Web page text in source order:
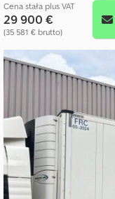
Cena stała plus VAT
29 900 €
(35 581 € brutto)